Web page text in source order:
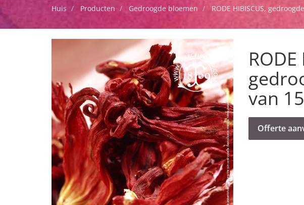
Huis Producten Gedroogde bloemen RODE HIBISCUS,
RODE
van
Offerte